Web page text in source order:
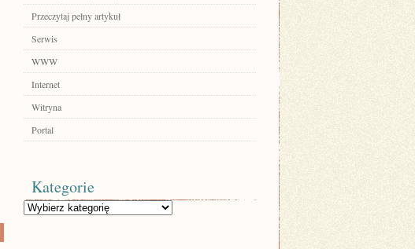
Przeczytaj pełny artykuł
Serwis
WWW
Internet
Witryna
Portal
Kategorie
Kategorie